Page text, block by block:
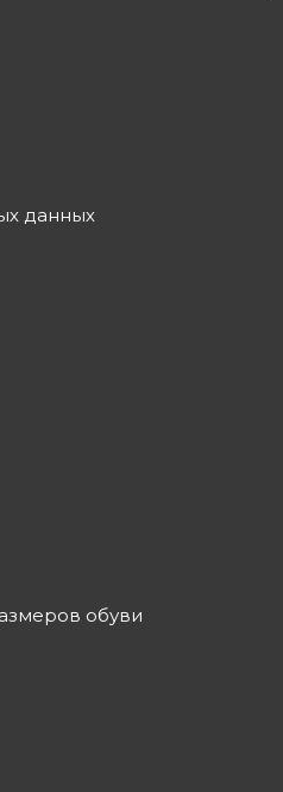
данных
обуви